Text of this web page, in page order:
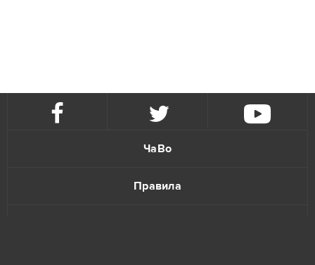
ЧаВо
Правила